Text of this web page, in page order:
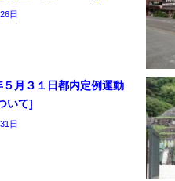
日
５月３１日都内定例運動
いて]
日